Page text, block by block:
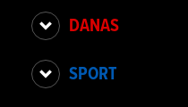
DANAS
SPORT